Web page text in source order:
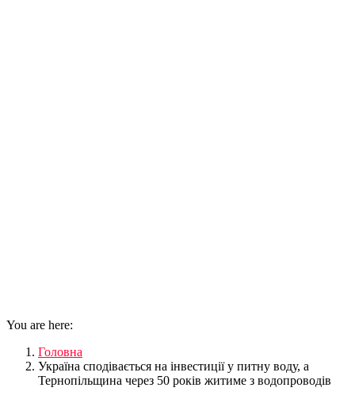
You are here:
Головна
Україна сподівається на інвестиції у питну воду, а
Тернопільщина через 50 років житиме з водопроводів